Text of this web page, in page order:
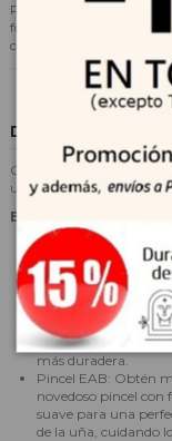
Profundo color
formulación 9-Free.
con alta pigmentación
Descripción
Consigue una perfecta
un acabado profesional
Beneficios
Nuestros esmaltes
salud de tus uñas
Equilibrio perfecto
amplia gama de
Innovadora
las uñas, gracias a
más duradera.
Pincel EAB: Obtén
novedoso pincel
suave para una
de la uña, cuidando